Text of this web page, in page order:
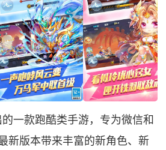
的一款跑酷类手游，专为微信和
新版本带来丰富的新角色、新